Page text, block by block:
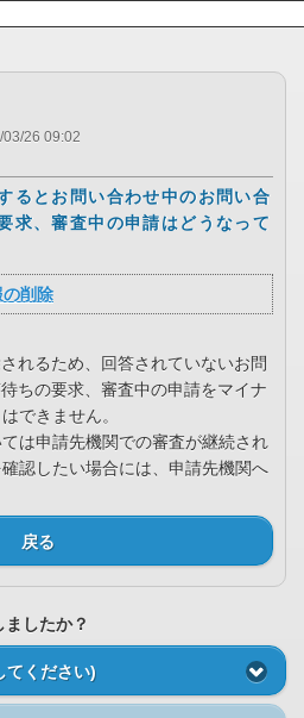
26 09:02
るとお問い合わせ中のお問い合
求、審査中の申請はどうなって
削除
れるため、回答されていないお問
ちの要求、審査中の申請をマイナ
できません。
は申請先機関での審査が継続され
認したい場合には、申請先機関へ
戻る
したか？
てください)